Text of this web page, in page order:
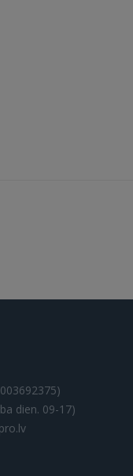
dien. 09-17)